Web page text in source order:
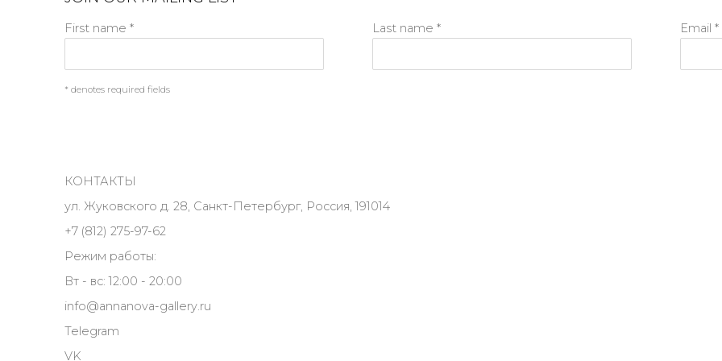
First name * Last name * Email *
* denotes required fields
КОНТАКТЫ
ул. Жуковского д. 28, Санкт-Петербург, Россия, 191014
+7 (812) 275-97-62
Режим работы:
Вт - вс: 12:00 - 20:00
info@annanova-gallery.ru
Telegram
VK